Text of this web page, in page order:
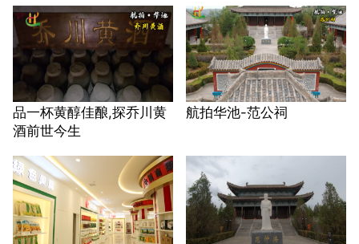
品一杯黄醇佳酿,探乔川黄
酒前世今生
航拍华池-范公祠